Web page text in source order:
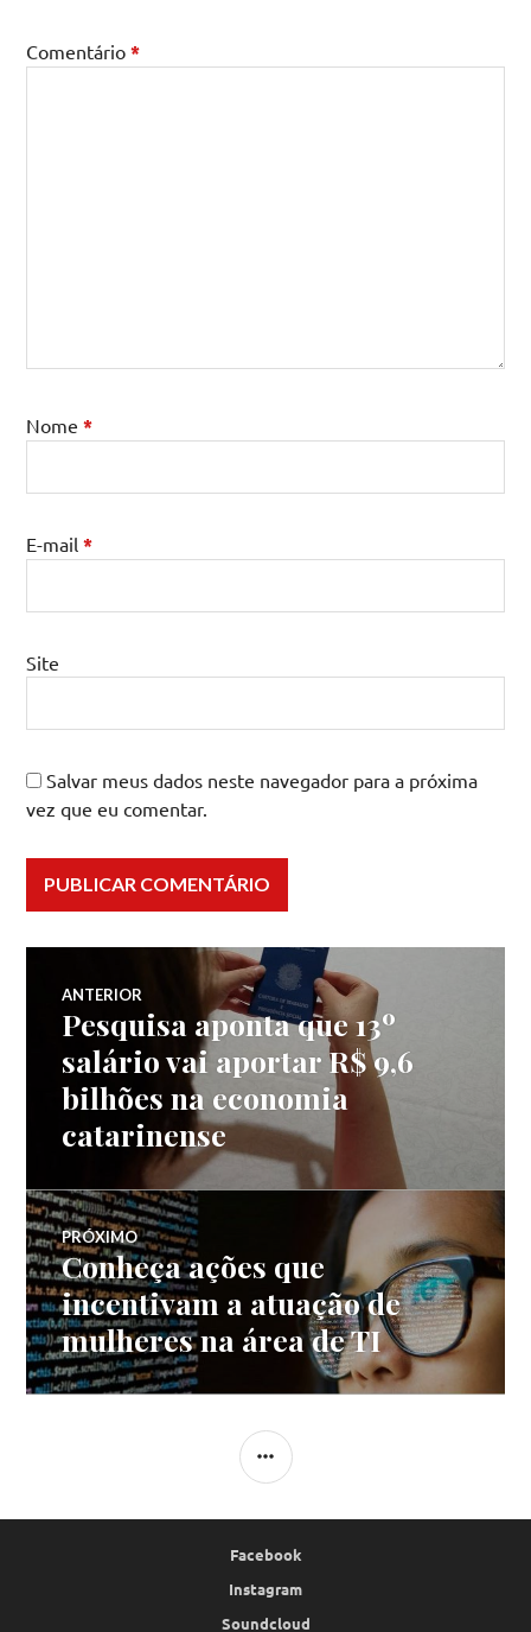
Comentário*
Nome*
E-mail*
Site
Salvar meus dados neste navegador para a próxima
vez que eu comentar.
Navegação
de
Post
ANTERIOR
Post
anterior:
Pesquisa aponta que 13º
salário vai aportar R$ 9,6
bilhões na economia
catarinense
PRÓXIMO
Próximo
post:
Conheça ações que
incentivam a atuação de
mulheres na área de TI
LATERAL
Facebook
Instagram
Soundcloud